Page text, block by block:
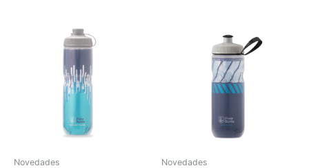
Novedades Novedades